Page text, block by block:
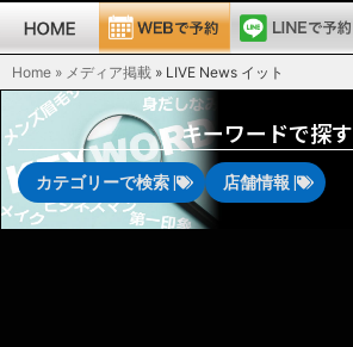
Home » メディア掲載 » LIVE News イット
キーワードで探す
カテゴリーで検索 | 店舗情報 |